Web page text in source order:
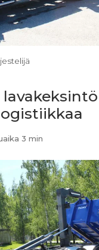
3 min